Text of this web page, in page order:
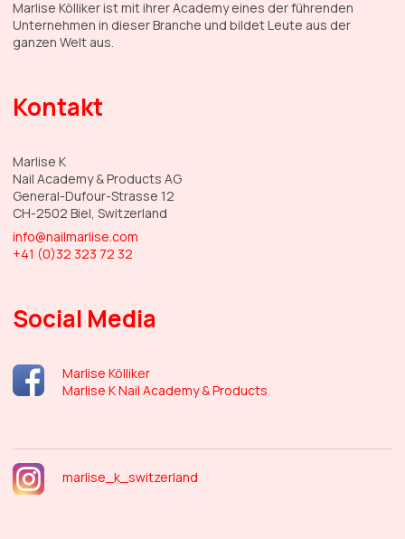
Marlise Kölliker ist mit ihrer Academy eines der führenden
Unternehmen in dieser Branche und bildet Leute aus der
ganzen Welt aus.
Kontakt
Marlise K
Nail Academy & Products AG
General-Dufour-Strasse 12
CH-2502 Biel, Switzerland
info@nailmarlise.com
+41 (0)32 323 72 32
Social Media
Marlise Kölliker
Marlise K Nail Academy & Products
marlise_k_switzerland